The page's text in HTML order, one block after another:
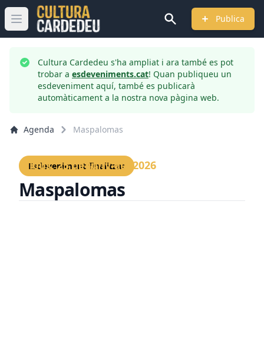
Obrir menú principal Publica
Cultura Cardedeu s'ha ampliat i ara també es pot
trobar a esdeveniments.cat! Quan publiqueu un
esdeveniment aquí, també es publicarà
automàticament a la nostra nova pàgina web.
Agenda Maspalomas
Esdeveniment finalitzat
Dijous, 25 de juny del 2026
Maspalomas